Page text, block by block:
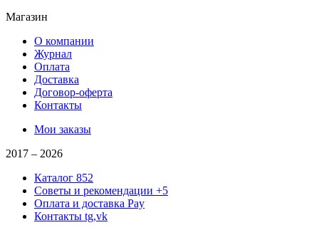
Магазин
О компании
Журнал
Оплата
Доставка
Договор-оферта
Контакты
Мои заказы
2017 – 2026
Каталог 852
Советы и рекомендации +5
Оплата и доставка Pay
Контакты tg,vk